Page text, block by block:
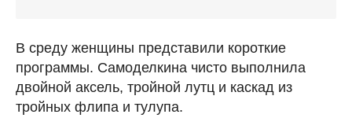
В среду женщины представили короткие
программы. Самоделкина чисто выполнила
двойной аксель, тройной лутц и каскад из
тройных флипа и тулупа.